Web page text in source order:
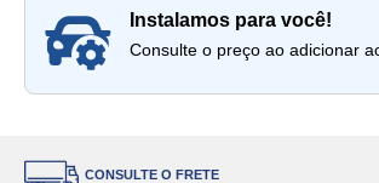
instalamos para você!
Consulte o preço ao adicionar
CONSULTE O FRETE